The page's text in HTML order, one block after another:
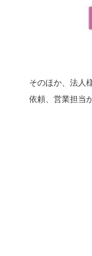
そのほか、法人
依頼、営業担当